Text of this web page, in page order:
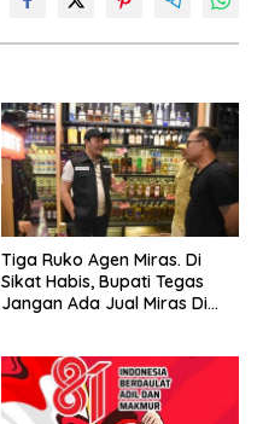
Tiga Ruko Agen Miras. Di
Sikat Habis, Bupati Tegas
Jangan Ada Jual Miras Di